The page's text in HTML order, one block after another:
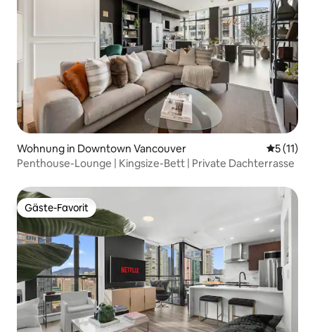
Wohnung in Downtown Vancouver
5 (11)
Penthouse-Lounge | Kingsize-Bett | Private Dachterrasse
Gäste-Favorit
Gäste-Favorit